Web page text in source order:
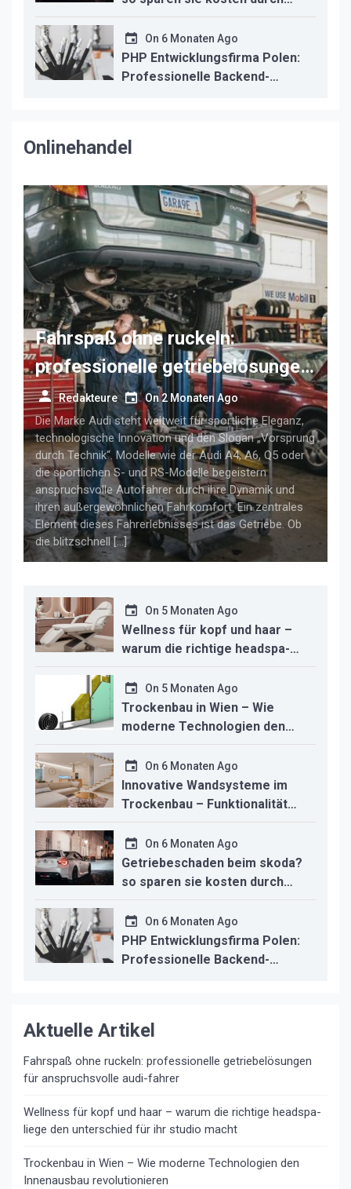
professionelle instandsetzung
On 6 Monaten Ago
PHP Entwicklungsfirma Polen:
Professionelle Backend-
Onlinehandel
Fahrspaß ohne ruckeln:
professionelle getriebelösungen
für anspruchsvolle audi-fahrer
Redakteure On2 Monaten Ago
Die Marke Audi steht weltweit für sportliche Eleganz,
technologische Innovation und den Slogan „Vorsprung
durch Technik“. Modelle wie der Audi A4, A6, Q5 oder
die sportlichen S- und RS-Modelle begeistern
anspruchsvolle Autofahrer durch ihre Dynamik und
ihren außergewöhnlichen Fahrkomfort. Ein zentrales
Element dieses Fahrerlebnisses ist das Getriebe. Ob
die blitzschnell […]
On 5 Monaten Ago
Wellness für kopf und haar –
warum die richtige headspa-
liege den unterschied für ihr
studio macht
On 5 Monaten Ago
Trockenbau in Wien – Wie
moderne Technologien den
Innenausbau revolutionieren
On 6 Monaten Ago
Innovative Wandsysteme im
Trockenbau – Funktionalität
trifft modernes Design
On 6 Monaten Ago
Getriebeschaden beim skoda?
so sparen sie kosten durch
professionelle instandsetzung
On 6 Monaten Ago
PHP Entwicklungsfirma Polen:
Professionelle Backend-
Aktuelle Artikel
Fahrspaß ohne ruckeln: professionelle getriebelösungen
für anspruchsvolle audi-fahrer
Wellness für kopf und haar – warum die richtige headspa-
liege den unterschied für ihr studio macht
Trockenbau in Wien – Wie moderne Technologien den
Innenausbau revolutionieren